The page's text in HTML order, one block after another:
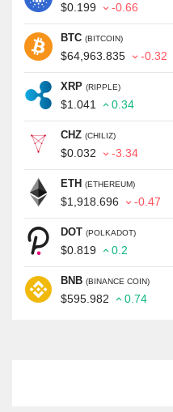
$0.199 -0.66
BTC (BITCOIN)
$64,963.835 -0.32
XRP (RIPPLE)
$1.041 0.34
CHZ (CHILIZ)
$0.032 -3.34
ETH (ETHEREUM)
$1,918.696 -0.47
DOT (POLKADOT)
$0.819 0.2
BNB (BINANCE COIN)
$595.982 0.74